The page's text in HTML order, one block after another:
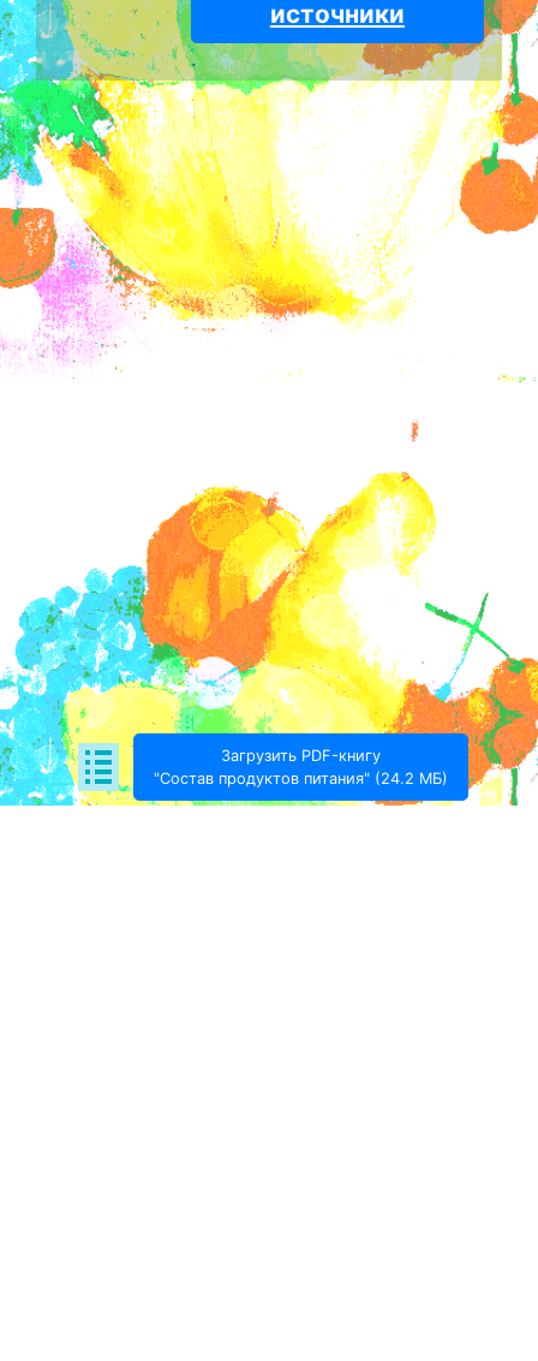
источники
.
Загрузить PDF-книгу
"Состав продуктов питания" (24.2 МБ)